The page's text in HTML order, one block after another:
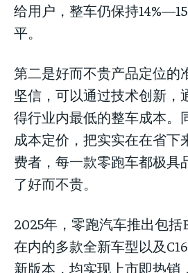
给用户，整车仍保持
平。
第二是好而不贵产品定位的
坚信，可以通过技术创新，
得行业内最低的整车成本。
成本定价，把实实在在省下
费者，每一款零跑车都极具
了好而不贵。
2025年，零跑汽车推出包括
在内的多款全新车型以及
新版本，均实现上市即热销